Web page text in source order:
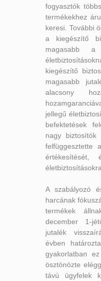
fogyasztók
termékekhez
keresi. További
a kiegészítő
magasabb a
kiegészítő
magasabb
alacsony
jellegű
befektetések
nagy biztosítók
felfüggesztette
életbiztosításokra.
A szabályozó
harcának
termékek
december 1-
jutalék
évben
gyakorlatban
ösztönözte
távú ügyfelek